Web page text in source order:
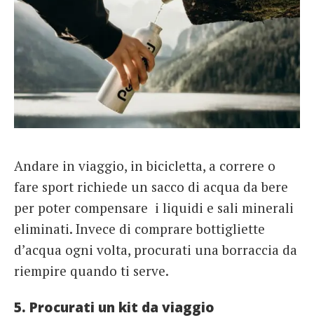
Andare in viaggio, in bicicletta, a correre o
fare sport richiede un sacco di acqua da bere
per poter compensare i liquidi e sali minerali
eliminati. Invece di comprare bottigliette
d’acqua ogni volta, procurati una borraccia da
riempire quando ti serve.
5. Procurati un kit da viaggio